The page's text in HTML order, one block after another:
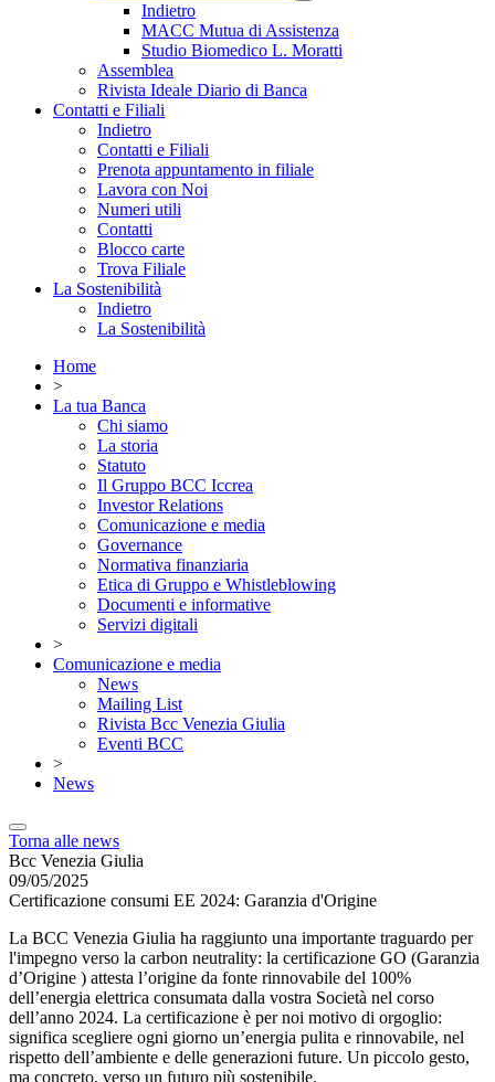
Indietro
MACC Mutua di Assistenza
Studio Biomedico L. Moratti
Assemblea
Rivista Ideale Diario di Banca
Contatti e Filiali
Indietro
Contatti e Filiali
Prenota appuntamento in filiale
Lavora con Noi
Numeri utili
Contatti
Blocco carte
Trova Filiale
La Sostenibilità
Indietro
La Sostenibilità
Home
>
La tua Banca
Chi siamo
La storia
Statuto
Il Gruppo BCC Iccrea
Investor Relations
Comunicazione e media
Governance
Normativa finanziaria
Etica di Gruppo e Whistleblowing
Documenti e informative
Servizi digitali
>
Comunicazione e media
News
Mailing List
Rivista Bcc Venezia Giulia
Eventi BCC
>
News
Torna alle news
Bcc Venezia Giulia
09/05/2025
Certificazione consumi EE 2024: Garanzia d'Origine
La BCC Venezia Giulia ha raggiunto una importante traguardo per
l'impegno verso la carbon neutrality: la certificazione GO (Garanzia
d’Origine ) attesta l’origine da fonte rinnovabile del 100%
dell’energia elettrica consumata dalla vostra Società nel corso
dell’anno 2024. La certificazione è per noi motivo di orgoglio:
significa scegliere ogni giorno un’energia pulita e rinnovabile, nel
rispetto dell’ambiente e delle generazioni future. Un piccolo gesto,
ma concreto, verso un futuro più sostenibile.